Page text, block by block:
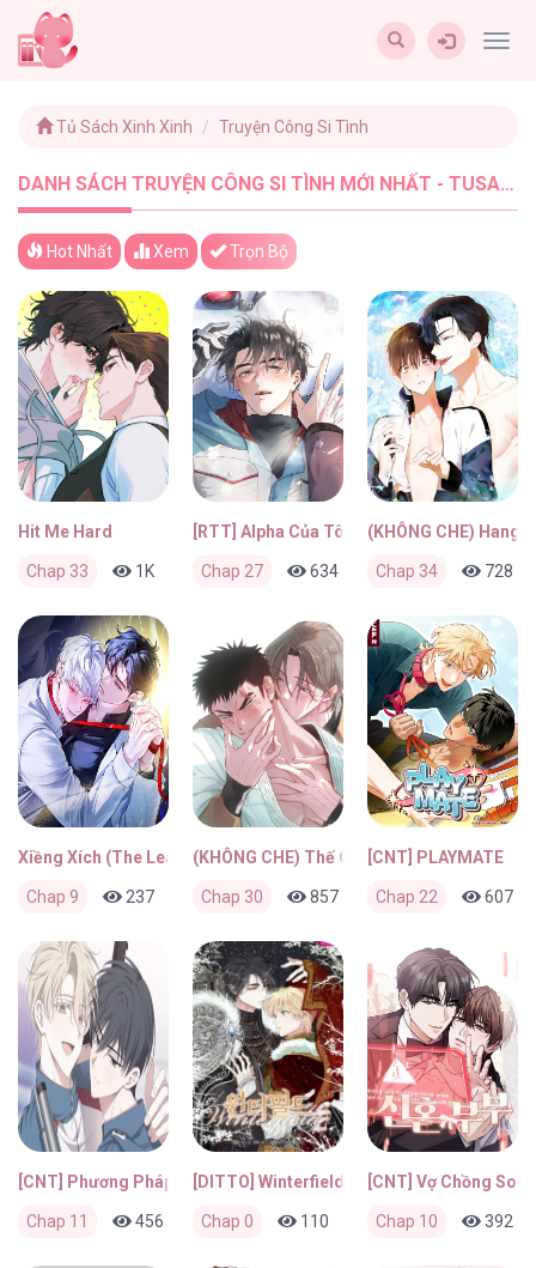
Tủ Sách Xinh Xinh Truyện Công Si Tình
DANH SÁCH TRUYỆN CÔNG SI TÌNH MỚI NHẤT - TUSACHXINHXINH (21)
Hot Nhất Xem Trọn Bộ
Hit Me Hard
Chap 33 1K 3 ngày trước
[RTT] Alpha Của Tôi
Chap 27 634 0 3 ngày trước
(KHÔNG CHE) Hang
Chap 34 728
Xiềng Xích (The Leashed)
Chap 9 237 1 tuần trước
(KHÔNG CHE) Thế Giới Của Tôi
Chap 30 857 0 1 tuần trước
[CNT] PLAYMATE
Chap 22 607
[CNT] Phương Pháp Nhắm Trúng X
Chap 11 456 0 2 tháng trước
[DITTO] Winterfield
Chap 0 110 2 tháng trước
[CNT] Vợ Chồng Son
Chap 10 392